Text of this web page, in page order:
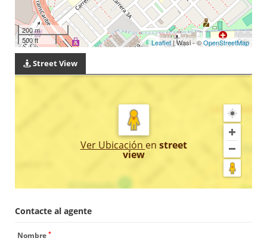
200 m
500 ft
Leaflet| Wasi - ©OpenStreetMap
Street View
Ver Ubicación en street
view
Contacte al agente
Nombre *